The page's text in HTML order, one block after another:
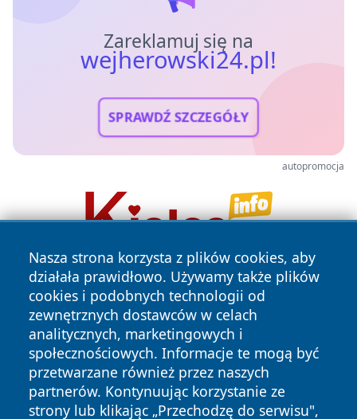
Zareklamuj się na
wejherowski24.pl!
SPRAWDŹ SZCZEGÓŁY
autopromocja
Nasza strona korzysta z plików cookies, aby
działała prawidłowo. Używamy także plików
cookies i podobnych technologii od
zewnętrznych dostawców w celach
analitycznych, marketingowych i
społecznościowych. Informacje te mogą być
przetwarzane również przez naszych
partnerów. Kontynuując korzystanie ze
strony lub klikając „Przechodzę do serwisu",
Copyright © 2026 wejherowski24.pl Wszystkie prawa
zastrzeżone.